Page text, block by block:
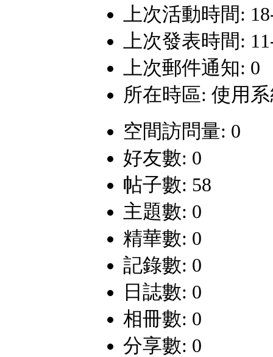
上次活動時間:
上次發表時間:
上次郵件通知: 0
所在時區: 使用
空間訪問量: 0
好友數: 0
帖子數: 58
主題數: 0
精華數: 0
記錄數: 0
日誌數: 0
相冊數: 0
分享數: 0